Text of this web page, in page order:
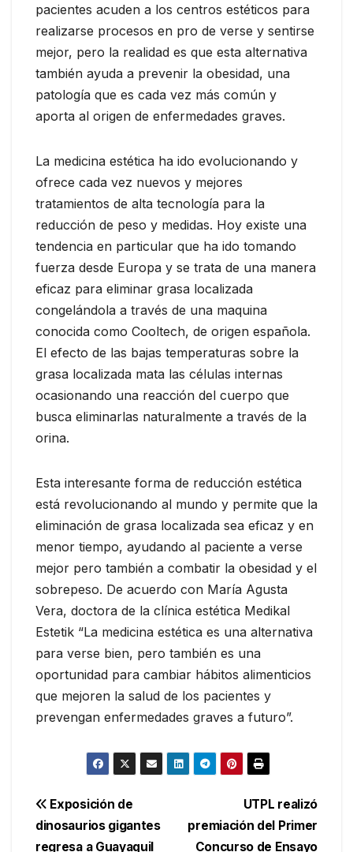
pacientes acuden a los centros estéticos para
realizarse procesos en pro de verse y sentirse
mejor, pero la realidad es que esta alternativa
también ayuda a prevenir la obesidad, una
patología que es cada vez más común y
aporta al origen de enfermedades graves.
La medicina estética ha ido evolucionando y
ofrece cada vez nuevos y mejores
tratamientos de alta tecnología para la
reducción de peso y medidas. Hoy existe una
tendencia en particular que ha ido tomando
fuerza desde Europa y se trata de una manera
eficaz para eliminar grasa localizada
congelándola a través de una maquina
conocida como Cooltech, de origen española.
El efecto de las bajas temperaturas sobre la
grasa localizada mata las células internas
ocasionando una reacción del cuerpo que
busca eliminarlas naturalmente a través de la
orina.
Esta interesante forma de reducción estética
está revolucionando al mundo y permite que la
eliminación de grasa localizada sea eficaz y en
menor tiempo, ayudando al paciente a verse
mejor pero también a combatir la obesidad y el
sobrepeso. De acuerdo con María Agusta
Vera, doctora de la clínica estética Medikal
Estetik “La medicina estética es una alternativa
para verse bien, pero también es una
oportunidad para cambiar hábitos alimenticios
que mejoren la salud de los pacientes y
prevengan enfermedades graves a futuro”.
Navegación
de
UTPL realizó
premiación del Primer
Concurso de Ensayo
Exposición de
dinosaurios gigantes
regresa a Guayaquil